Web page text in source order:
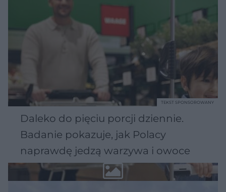
Daleko do pięciu porcji dziennie.
Badanie pokazuje, jak Polacy
naprawdę jedzą warzywa i owoce
TEKST SPONSOROWANY